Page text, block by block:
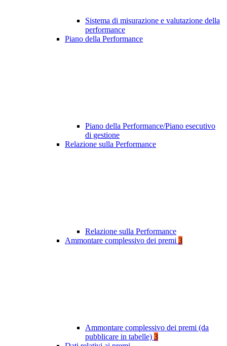
Sistema di misurazione e valutazione della
performance
Piano della Performance
Piano della Performance/Piano esecutivo
di gestione
Relazione sulla Performance
Relazione sulla Performance
Ammontare complessivo dei premi 3
Ammontare complessivo dei premi (da
pubblicare in tabelle) 3